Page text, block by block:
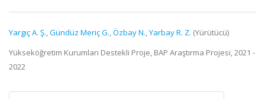
Yargıç A. Ş.,Gündüz Meriç G.,Özbay N.,Yarbay R. Z. (Yürütücü)
Yükseköğretim Kurumları Destekli Proje, BAP Araştırma Projesi, 2021 -
2022